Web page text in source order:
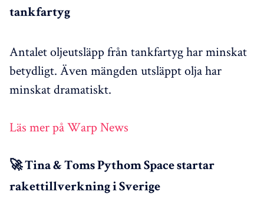
tankfartyg
Antalet oljeutsläpp från tankfartyg har minskat
betydligt. Även mängden utsläppt olja har
minskat dramatiskt.
Läs mer på Warp News
🚀 Tina & Toms Pythom Space startar
rakettillverkning i Sverige